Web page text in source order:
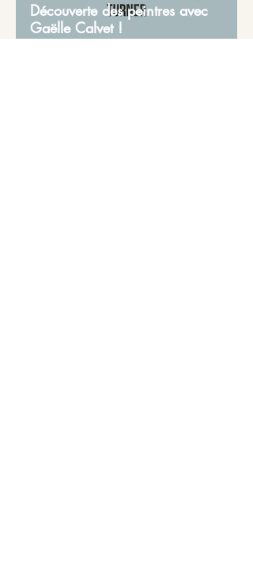
Découverte des peintres avec
Gaëlle Calvet !